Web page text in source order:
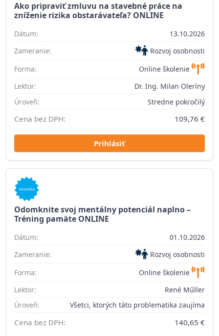
Ako pripraviť zmluvu na stavebné práce na
zníženie rizika obstarávateľa? ONLINE
Dátum:
13.10.2026
Zameranie:
Rozvoj osobnosti
Forma:
Online školenie
Lektor:
Dr. Ing. Milan Oleríny
Úroveň:
Stredne pokročilý
Cena bez DPH: 109,76 €
Prihlásiť
Odomknite svoj mentálny potenciál naplno –
Tréning pamäte ONLINE
Dátum:
01.10.2026
Zameranie:
Rozvoj osobnosti
Forma:
Online školenie
Lektor:
René Műller
Úroveň:
Všetci, ktorých táto problematika zaujíma
Cena bez DPH: 140,65 €